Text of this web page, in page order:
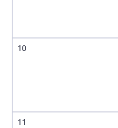
10
11